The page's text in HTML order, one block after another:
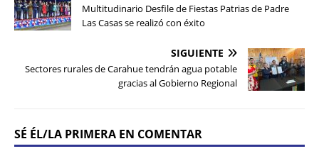
Multitudinario Desfile de Fiestas Patrias de Padre
Las Casas se realizó con éxito
SIGUIENTE
Sectores rurales de Carahue tendrán agua potable
gracias al Gobierno Regional
SÉ ÉL/LA PRIMERA EN COMENTAR